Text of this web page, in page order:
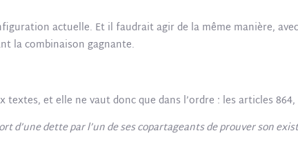
actuelle. Et il faudrait agir de la même manière,
la combinaison gagnante.
et elle ne vaut donc que dans l’ordre : les articles
d’une dette par l’un de ses copartageants de prouver son